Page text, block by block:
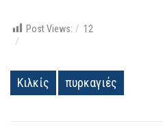
Post Views: 12
Κιλκίς πυρκαγιές